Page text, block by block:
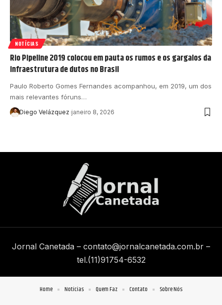
NOTÍCIAS
Rio Pipeline 2019 colocou em pauta os rumos e os gargalos da
infraestrutura de dutos no Brasil
Paulo Roberto Gomes Fernandes acompanhou, em 2019, um dos
mais relevantes fóruns…
Diego Velázquez janeiro 8, 2026
Jornal Canetada – contato@jornalcanetada.com.br –
tel.(11)91754-6532
Home Notícias Quem Faz Contato Sobre Nós